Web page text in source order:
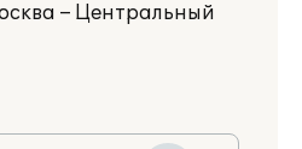
– Центральный